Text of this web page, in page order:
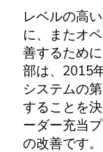
レベルの高
に、またオ
善するため
部は、2015
システムの
することを
ーダー充当
の改善です。